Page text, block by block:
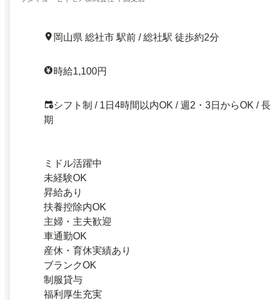
岡山県 総社市 駅前 / 総社駅 徒歩約2分
時給1,100円
シフト制 / 1日4時間以内OK / 週2・3日からOK / 長
期
ミドル活躍中
未経験OK
昇給あり
扶養控除内OK
主婦・主夫歓迎
車通勤OK
産休・育休実績あり
ブランクOK
制服貸与
福利厚生充実